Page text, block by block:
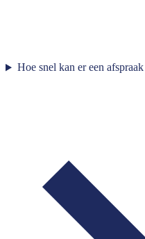
Hoe snel kan er een